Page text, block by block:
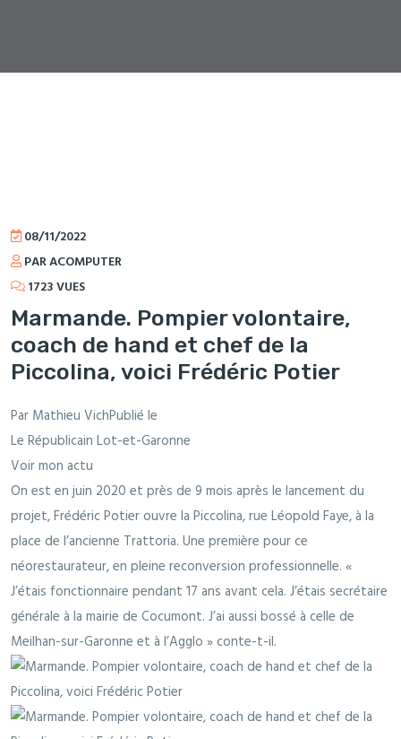
08/11/2022
PAR ACOMPUTER
1723 VUES
Marmande. Pompier volontaire,
coach de hand et chef de la
Piccolina, voici Frédéric Potier
Par Mathieu VichPublié le
Le Républicain Lot-et-Garonne
Voir mon actu
On est en juin 2020 et près de 9 mois après le lancement du
projet, Frédéric Potier ouvre la Piccolina, rue Léopold Faye, à la
place de l’ancienne Trattoria. Une première pour ce
néorestaurateur, en pleine reconversion professionnelle. «
J’étais fonctionnaire pendant 17 ans avant cela. J’étais secrétaire
générale à la mairie de Cocumont. J’ai aussi bossé à celle de
Meilhan-sur-Garonne et à l’Agglo » conte-t-il.